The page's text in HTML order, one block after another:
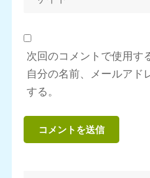
次回のコメントで使用す
自分の名前、メールアド
する。